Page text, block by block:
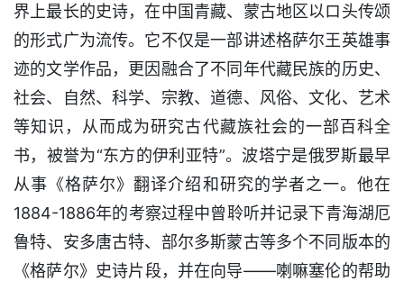
界上最长的史诗，在中国青藏、蒙古地区以ロ头传颂
的形式广为流传。它不仅是一部讲述格萨尔王英雄事
迹的文学作品，更因融合了不同年代藏民族的历史、
社会、自然、科学、宗教、道德、风俗、文化、艺术
等知识，从而成为研究古代藏族社会的一部百科全
书，被誉为“东方的伊利亚特”。波塔宁是俄罗斯最早
从事《格萨尔》翻译介绍和研究的学者之一。他在
1884-1886年的考察过程中曾聆听并记录下青海湖厄
鲁特、安多唐古特、部尔多斯蒙古等多个不同版本的
《格萨尔》史诗片段，并在向导——喇嘛塞伦的帮助